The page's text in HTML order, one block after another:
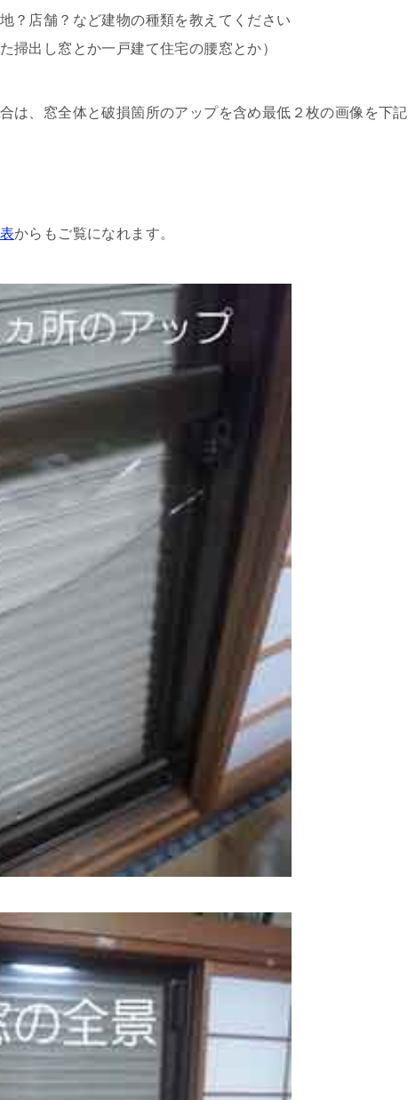
？店舗？など建物の種類を教えてください
掃出し窓とか一戸建て住宅の腰窓とか）
は、窓全体と破損箇所のアップを含め最低２枚の画像を下記
からもご覧になれます。